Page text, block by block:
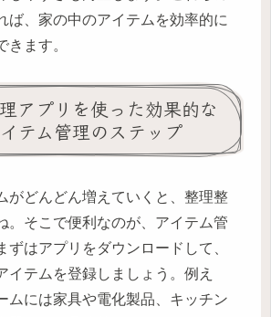
ば、家の中のアイテムを効率的に
きます。
アプリを使った効果的な
テム管理のステップ
がどんどん増えていくと、整理整
。そこで便利なのが、アイテム管
ずはアプリをダウンロードして、
イテムを登録しましょう。例え
ムには家具や電化製品、キッチン